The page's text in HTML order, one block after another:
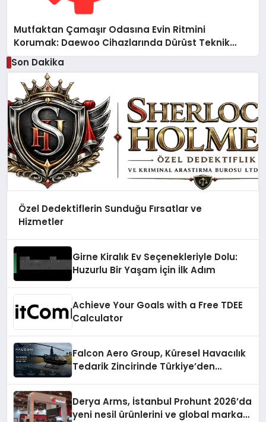
Mutfaktan Çamaşır Odasına Evin Ritmini
Korumak: Daewoo Cihazlarında Dürüst Teknik
Destek Deneyimi
Son Dakika
Özel Dedektiflerin Sunduğu Fırsatlar ve
Hizmetler
Girne Kiralık Ev Seçenekleriyle Dolu:
Huzurlu Bir Yaşam İçin İlk Adım
Achieve Your Goals with a Free TDEE
Calculator
Falcon Aero Group, Küresel Havacılık
Tedarik Zincirinde Türkiye’den
Derya Arms, İstanbul Prohunt 2026’da
yeni nesil ürünlerini ve global marka